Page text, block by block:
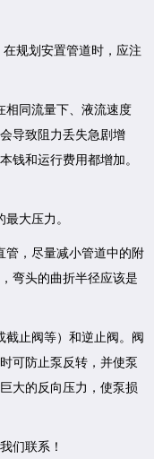
规划安置管道时，应注
相同流量下、液流速度
导致阻力丢失急剧增
钱和运行费用都增加。
大压力。
管，尽量减小管道中的附
弯头的曲折半径应该是
截止阀等）和逆止阀。阀
可防止泵反转，并使泵
大的反向压力，使泵损
们联系！